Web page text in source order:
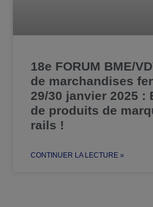
18e FORUM BME/
de marchandises
29/30 janvier 2025 :
de produits de
rails !
CONTINUER LA LECTURE »